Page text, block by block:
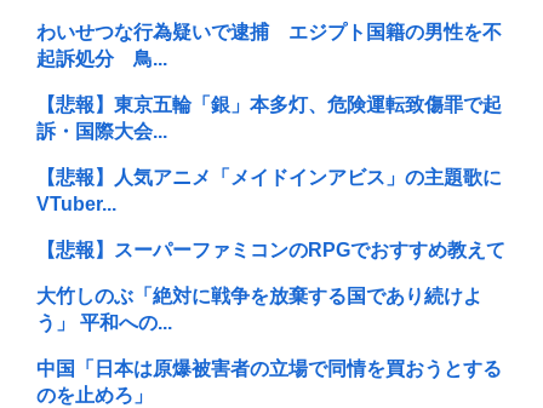
わいせつな行為疑いで逮捕 エジプト国籍の男性を不
起訴処分 鳥...
【悲報】東京五輪「銀」本多灯、危険運転致傷罪で起
訴・国際大会...
【悲報】人気アニメ「メイドインアビス」の主題歌に
VTuber...
【悲報】スーパーファミコンのRPGでおすすめ教えて
大竹しのぶ「絶対に戦争を放棄する国であり続けよ
う」 平和への...
中国「日本は原爆被害者の立場で同情を買おうとする
のを止めろ」